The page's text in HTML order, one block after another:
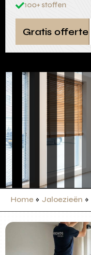
100+ stoffen
Gratis offerte
Home » Jaloezieën »